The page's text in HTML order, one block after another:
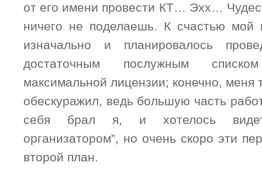
от его имени провести КТ… Эхх…
ничего не поделаешь. К счастью мой
изначально и планировалось
достаточным послужным
максимальной лицензии; конечно, меня
обескуражил, ведь большую часть
себя брал я, и хотелось
организатором”, но очень скоро эти
второй план.